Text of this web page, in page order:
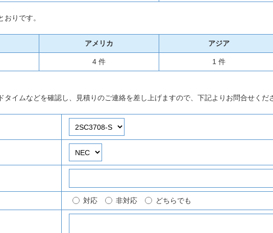
りです。
アメリカ アジア
4 件 1 件
タイムなどを確認し、見積りのご連絡を差し上げますので、下記よりお問合せくだ
対応 非対応 どちらでも